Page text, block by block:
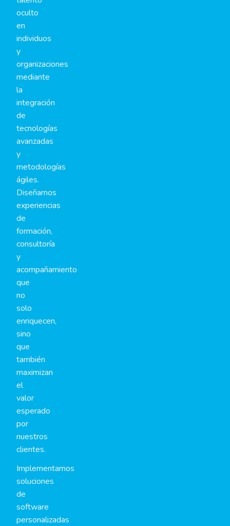
oculto
en
individuos
y
organizaciones
mediante
la
integración
de
tecnologías
avanzadas
y
metodologías
ágiles.
Diseñamos
experiencias
de
formación,
consultoría
y
acompañamiento
que
no
solo
enriquecen,
sino
que
también
maximizan
el
valor
esperado
por
nuestros
clientes.
Implementamos
soluciones
de
software
personalizadas